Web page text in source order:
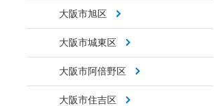
大阪市旭区
大阪市城東区
大阪市阿倍野区
大阪市住吉区